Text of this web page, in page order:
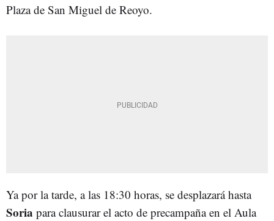
Plaza de San Miguel de Reoyo.
Ya por la tarde, a las 18:30 horas, se desplazará hasta
Soria para clausurar el acto de precampaña en el Aula